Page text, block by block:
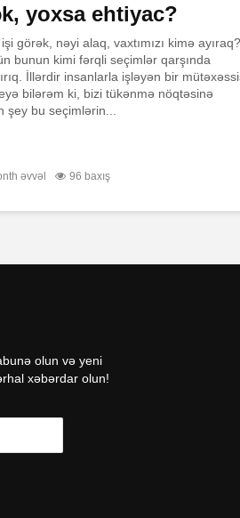
yoxsa ehtiyac?
işi görək, nəyi alaq, vaxtımızı kimə ayıraq?
bunun kimi fərqli seçimlər qarşında
İllərdir insanlarla işləyən bir
bilərəm ki, bizi tükənmə nöqtəsinə
şey bu seçimlərin...
əvvəl 96 baxış
olun və yeni
xəbərdar olun!